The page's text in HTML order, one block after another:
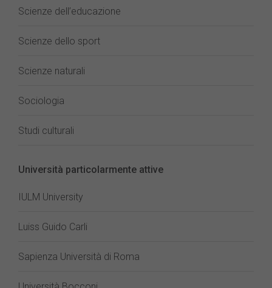
Scienze dell’educazione
Scienze dello sport
Scienze naturali
Sociologia
Studi culturali
Università particolarmente attive
IULM University
Luiss Guido Carli
Sapienza Università di Roma